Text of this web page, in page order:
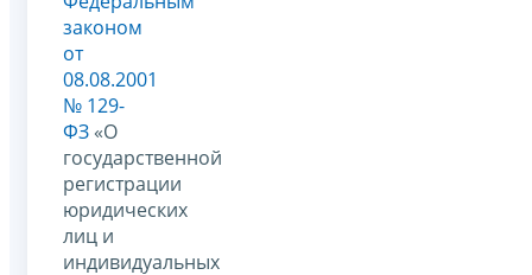
законом
от
08.08.2001
№ 129-
ФЗ «О
государственной
регистрации
юридических
лиц и
индивидуальных